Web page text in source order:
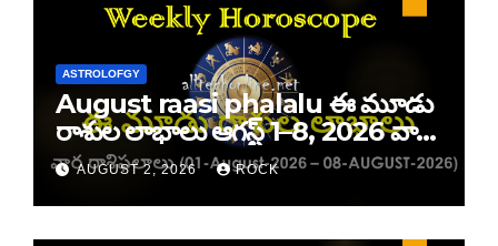
ASTROLOFGY
August raasi phalalu ఈ మూడు
రాశుల లాభాలు ఆగస్ట్ 1–8, 2026 వార
రాశి ఫలాలు
AUGUST 2, 2026 ROCK